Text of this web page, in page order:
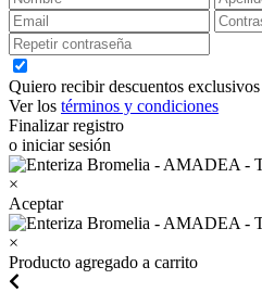
Quiero recibir descuentos
Ver los términos y condiciones
Finalizar registro
o iniciar sesión
×
Aceptar
×
Producto agregado a carrito